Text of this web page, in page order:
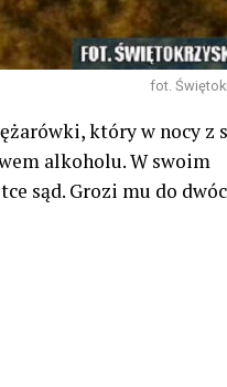
fot.
który w nocy z
alkoholu. W swoim
sąd. Grozi mu do